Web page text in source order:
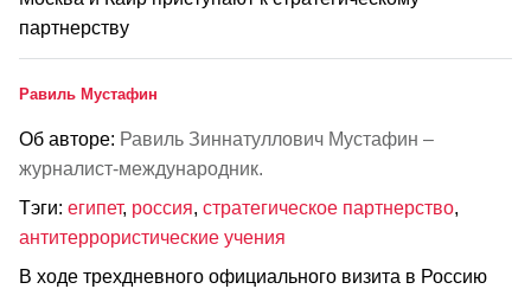
партнерству
Равиль Мустафин
Об авторе: Равиль Зиннатуллович Мустафин –
журналист-международник.
Тэги: египет, россия, стратегическое партнерство,
антитеррористические учения
В ходе трехдневного официального визита в Россию